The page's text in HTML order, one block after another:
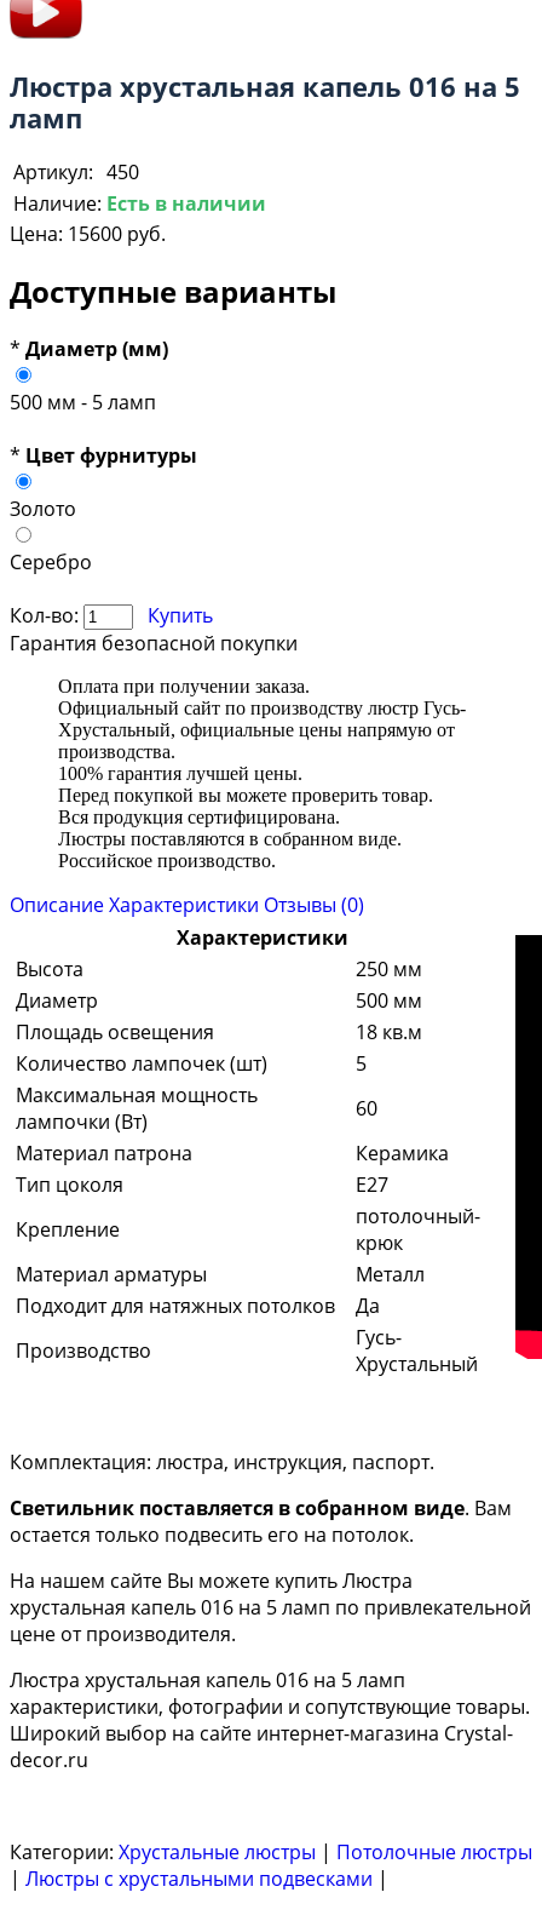
Люстра хрустальная капель 016 на 5
ламп
Артикул: 450
Наличие: Есть в наличии
Цена: 15600 руб.
Доступные варианты
* Диаметр (мм)
500 мм - 5 ламп
* Цвет фурнитуры
Золото
Серебро
Кол-во:
Купить
Гарантия безопасной покупки
Оплата при получении заказа.
Официальный сайт по производству люстр Гусь-
Хрустальный, официальные цены напрямую от
производства.
100% гарантия лучшей цены.
Перед покупкой вы можете проверить товар.
Вся продукция сертифицирована.
Люстры поставляются в собранном виде.
Российское производство.
ОписаниеХарактеристики Отзывы (0)
Характеристики
Высота
250 мм
Диаметр
500 мм
Площадь освещения
18 кв.м
Количество лампочек (шт)
5
Максимальная мощность
лампочки (Вт)
60
Материал патрона
Керамика
Тип цоколя
E27
Крепление
потолочный-
крюк
Материал арматуры
Металл
Подходит для натяжных потолков
Да
Производство
Гусь-
Хрустальный
Комплектация: люстра, инструкция, паспорт.
Светильник поставляется в собранном виде. Вам
остается только подвесить его на потолок.
На нашем сайте Вы можете купить Люстра
хрустальная капель 016 на 5 ламп по привлекательной
цене от производителя.
Люстра хрустальная капель 016 на 5 ламп
характеристики, фотографии и сопутствующие товары.
Широкий выбор на сайте интернет-магазина Crystal-
decor.ru
Категории: Хрустальные люстры | Потолочные люстры
| Люстры с хрустальными подвесками |